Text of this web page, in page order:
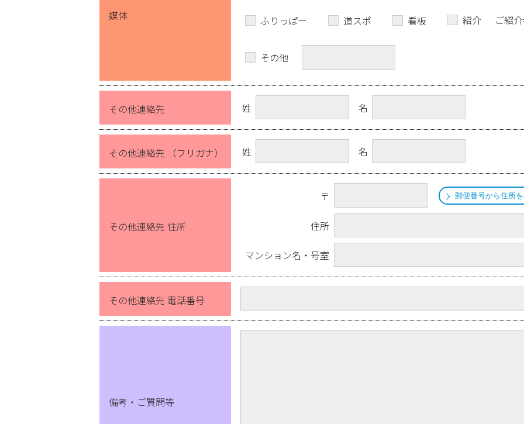
媒体 ふりっぱー 道スポ 看板 紹介 ご紹
その他
その他連絡先 姓 名
その他連絡先 （フリガナ） 姓 名
その他連絡先 住所
〒 郵便番号から住所
住所
マンション名・号室
その他連絡先 電話番号
備考・ご質問等